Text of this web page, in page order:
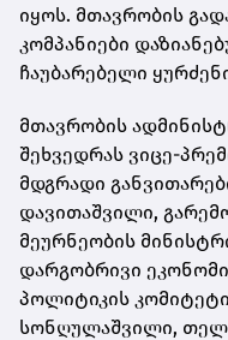
იყოს. მთავრობის
კომპანიები
ჩაუბარებელი
მთავრობის
შეხვედრას ვიცე-
მდგრადი
დავითაშვილი,
მეურნეობის
დარგობრივი
პოლიტიკის
სონღულაშვილი,